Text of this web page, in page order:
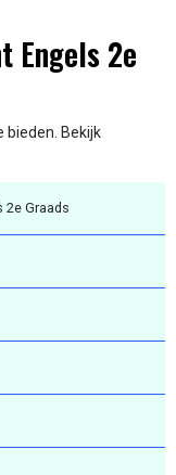
Engels 2e
bieden. Bekijk
2e Graads